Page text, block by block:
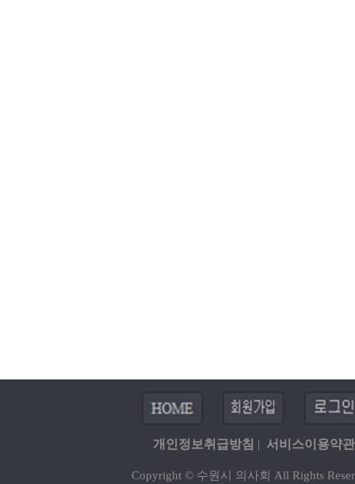
개인정보취급방침 | 서비스이용약관
Copyright © 수원시 의사회 All Rights